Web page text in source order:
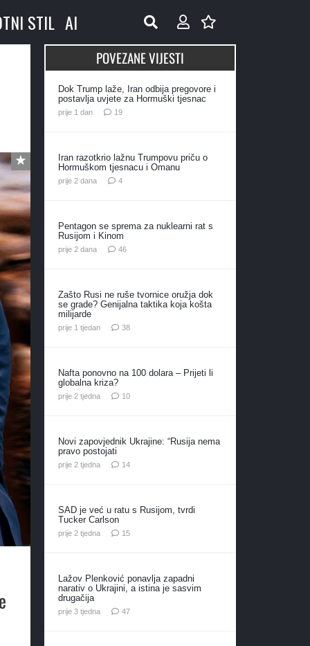
STIL AI
POVEZANE VIJESTI
Dok Trump laže, Iran odbija pregovore i
postavlja uvjete za Hormuški tjesnac
prije 1 dan 19komentara
Iran razotkrio lažnu Trumpovu priču o
Hormuškom tjesnacu i Omanu
prije 2 dana 4komentara
Pentagon se sprema za nuklearni rat s
Rusijom i Kinom
prije 2 dana 46komentara
Zašto Rusi ne ruše tvornice oružja dok
se grade? Genijalna taktika koja košta
milijarde
prije 1 tjedan 38komentara
Nafta ponovno na 100 dolara – Prijeti li
globalna kriza?
prije 2 tjedna 10komentara
Novi zapovjednik Ukrajine: “Rusija nema
pravo postojati
prije 2 tjedna 14komentara
SAD je već u ratu s Rusijom, tvrdi
Tucker Carlson
prije 2 tjedna 15komentara
Lažov Plenković ponavlja zapadni
narativ o Ukrajini, a istina je sasvim
drugačija
prije 3 tjedna 47komentara